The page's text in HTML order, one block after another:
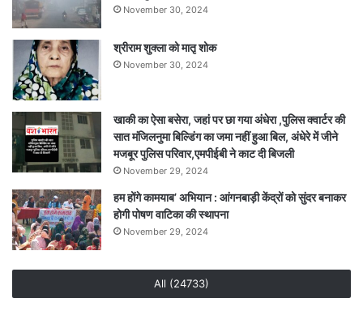
November 30, 2024
श्रीराम शुक्ला को मातृ शोक
November 30, 2024
खाकी का ऐसा बसेरा, जहां पर छा गया अंधेरा ,पुलिस क्वार्टर की
सात मंजिलनुमा बिल्डिंग का जमा नहीं हुआ बिल, अंधेरे में जीने
मजबूर पुलिस परिवार,एमपीईबी ने काट दी बिजली
November 29, 2024
हम होंगे कामयाब’ अभियान : आंगनबाड़ी केंद्रों को सुंदर बनाकर
होगी पोषण वाटिका की स्थापना
November 29, 2024
All (24733)